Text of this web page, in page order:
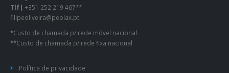
Tlf| +351 252 219 467**
filipeoliveira@peplax.pt
*Custo de chamada p/ rede móvel nacional
**Custo de chamada p/ rede fixa nacional
Política de privacidade